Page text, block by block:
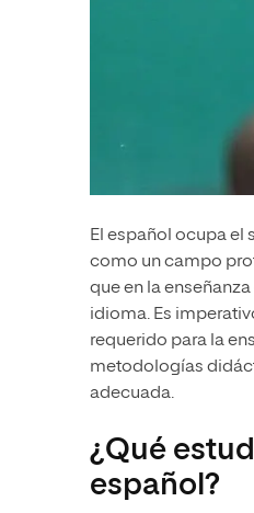
El español ocupa el
como un campo
que en la
idioma. Es
requerido para la
metodologías
adecuada.
¿Qué
español?